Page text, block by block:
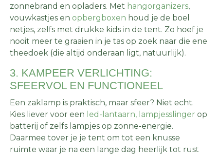
zonnebrand en opladers. Met hangorganizers,
vouwkastjes en opbergboxen houd je de boel
netjes, zelfs met drukke kids in de tent. Zo hoef je
nooit meer te graaien in je tas op zoek naar die ene
theedoek (die altijd onderaan ligt, natuurlijk).
3. KAMPEER VERLICHTING:
SFEERVOL EN FUNCTIONEEL
Een zaklamp is praktisch, maar sfeer? Niet echt.
Kies liever voor een led-lantaarn, lampjesslinger op
batterij of zelfs lampjes op zonne-energie.
Daarmee tover je je tent om tot een knusse
ruimte waar je na een lange dag heerlijk tot rust